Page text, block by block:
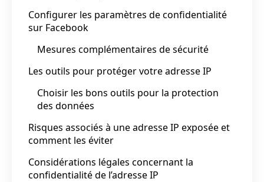
Configurer les paramètres de confidentialité
sur Facebook
Mesures complémentaires de sécurité
Les outils pour protéger votre adresse IP
Choisir les bons outils pour la protection
des données
Risques associés à une adresse IP exposée et
comment les éviter
Considérations légales concernant la
confidentialité de l’adresse IP